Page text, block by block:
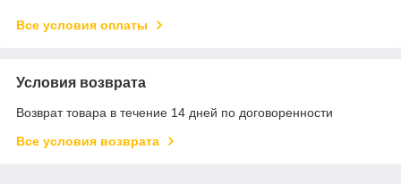
Все условия оплаты
Условия возврата
Возврат товара в течение 14 дней по договоренности
Все условия возврата